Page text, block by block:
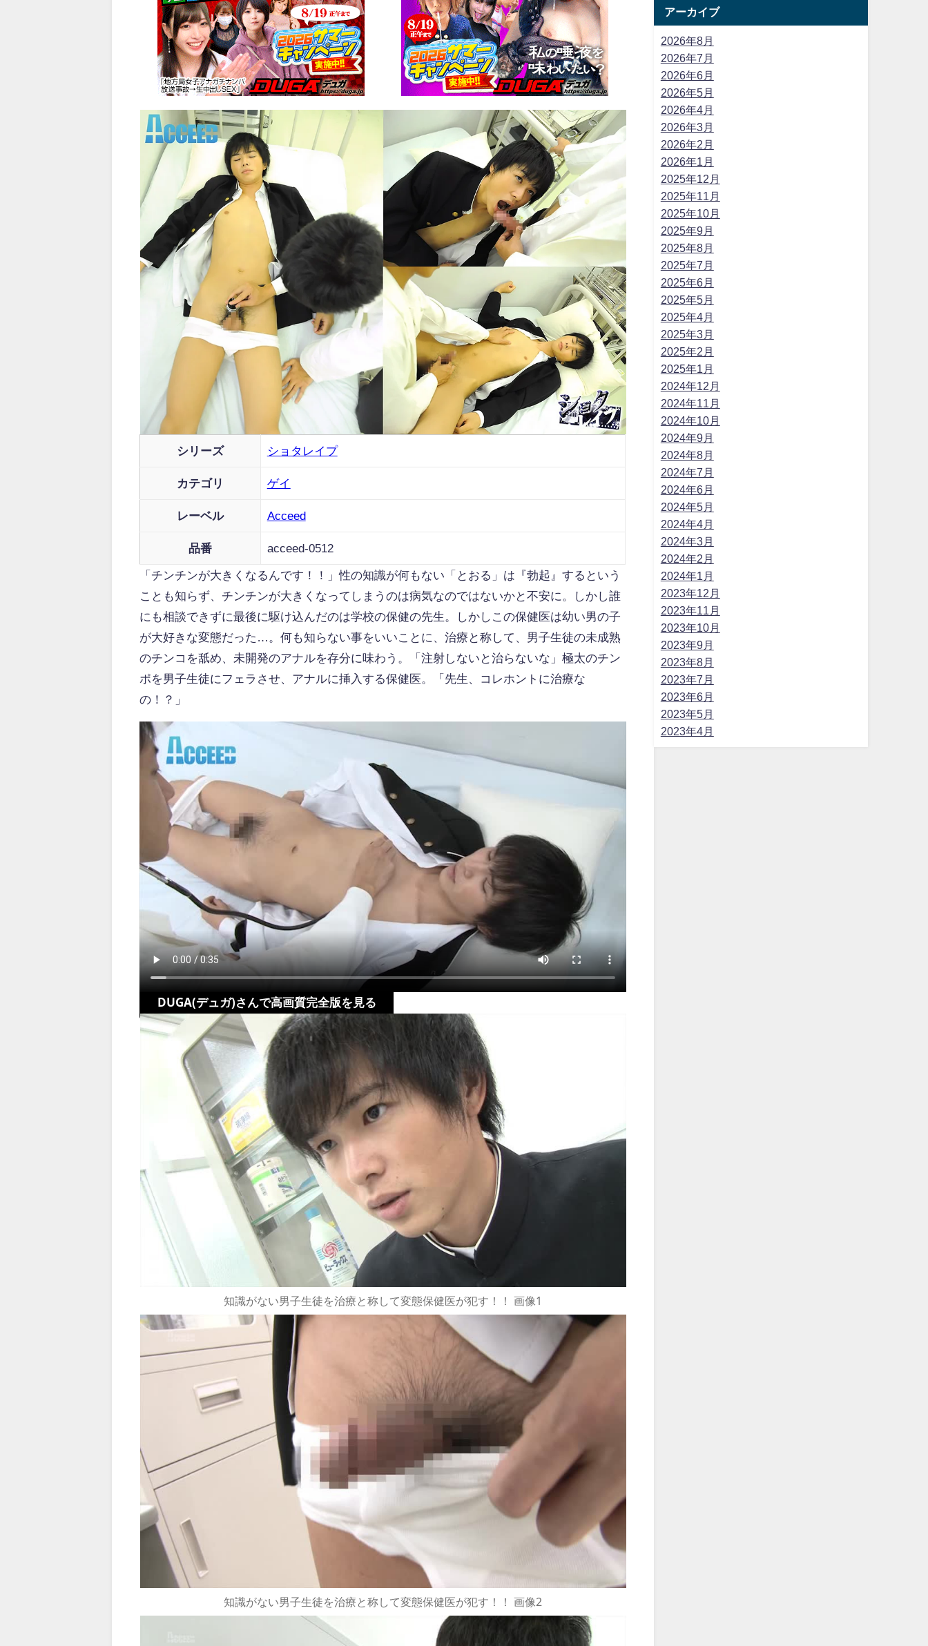
シリーズ ショタレイプ
カテゴリ ゲイ
レーベル Acceed
品番 acceed-0512
「チンチンが大きくなるんです！！」性の知識が何もない「とおる」は『勃起』するという
ことも知らず、チンチンが大きくなってしまうのは病気なのではないかと不安に。しかし誰
にも相談できずに最後に駆け込んだのは学校の保健の先生。しかしこの保健医は幼い男の子
が大好きな変態だった…。何も知らない事をいいことに、治療と称して、男子生徒の未成熟
のチンコを舐め、未開発のアナルを存分に味わう。「注射しないと治らないな」極太のチン
ポを男子生徒にフェラさせ、アナルに挿入する保健医。「先生、コレホントに治療な
の！？」
DUGA(デュガ)さんで高画質完全版を見る
知識がない男子生徒を治療と称して変態保健医が犯す！！ 画像1
知識がない男子生徒を治療と称して変態保健医が犯す！！ 画像2
アーカイブ
2026年8月
2026年7月
2026年6月
2026年5月
2026年4月
2026年3月
2026年2月
2026年1月
2025年12月
2025年11月
2025年10月
2025年9月
2025年8月
2025年7月
2025年6月
2025年5月
2025年4月
2025年3月
2025年2月
2025年1月
2024年12月
2024年11月
2024年10月
2024年9月
2024年8月
2024年7月
2024年6月
2024年5月
2024年4月
2024年3月
2024年2月
2024年1月
2023年12月
2023年11月
2023年10月
2023年9月
2023年8月
2023年7月
2023年6月
2023年5月
2023年4月